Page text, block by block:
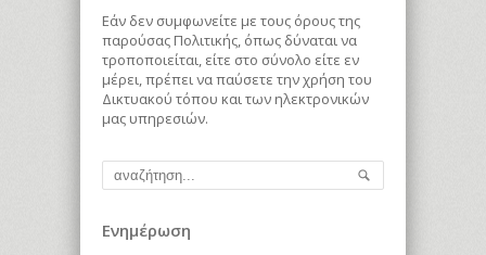
Εάν δεν συμφωνείτε με τους όρους της
παρούσας Πολιτικής, όπως δύναται να
τροποποιείται, είτε στο σύνολο είτε εν
μέρει, πρέπει να παύσετε την χρήση του
Δικτυακού τόπου και των ηλεκτρονικών
μας υπηρεσιών.
Ενημέρωση